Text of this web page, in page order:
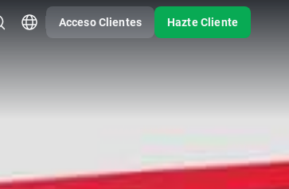
Acceso Clientes Hazte Cliente